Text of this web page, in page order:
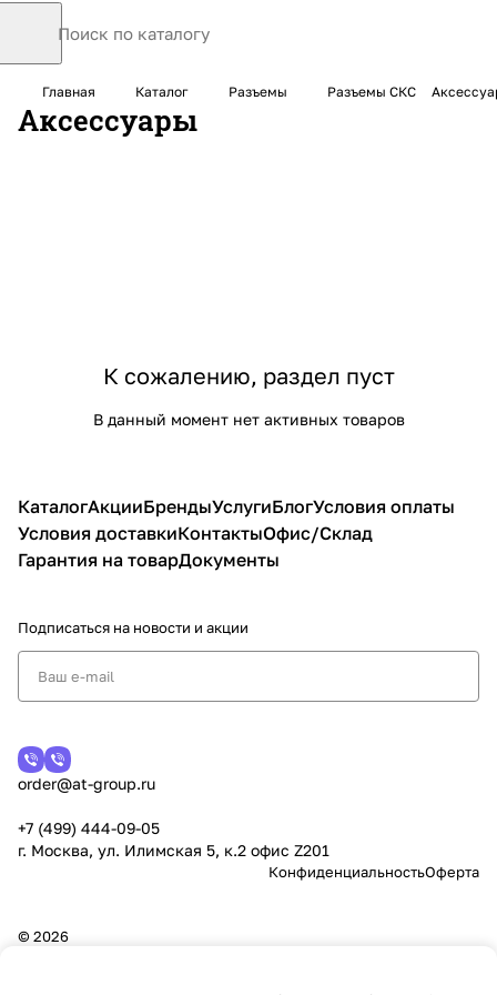
Главная Каталог Разъемы Разъемы СКС
Аксессуары
К сожалению, раздел пуст
В данный момент нет активных товаров
КаталогАкцииБрендыУслугиБлогУсловия оплаты
Условия доставкиКонтактыОфис/Склад
Гарантия на товарДокументы
Подписаться на новости и акции
order@at-group.ru
+7 (499) 444-09-05
г. Москва, ул. Илимская 5, к.2 офис Z201
КонфиденциальностьОферта
© 2026